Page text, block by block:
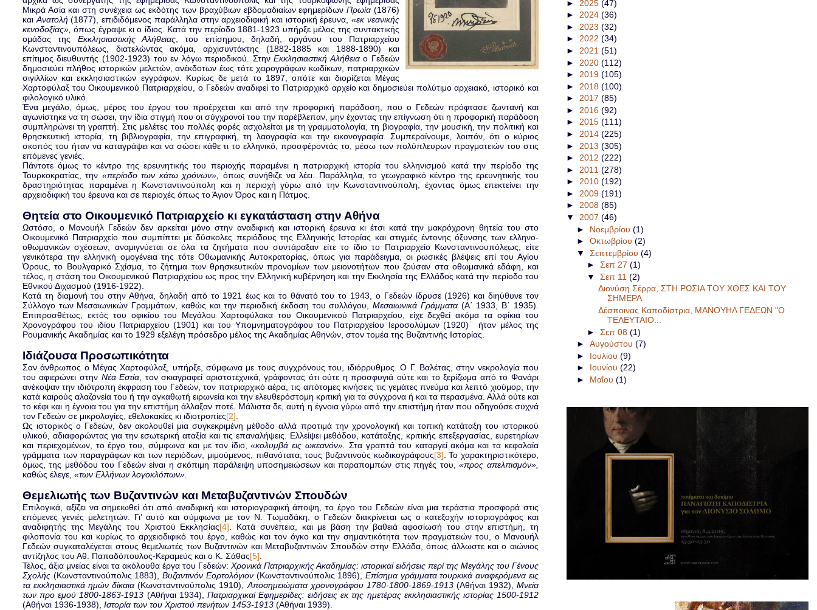
Μικρά Ασία και στη συνέχεια ως εκδότης των βραχύβιων εβδομαδιαίων εφημερίδωνΠρωία (1876)
και Ανατολή(1877), επιδιδόμενος παράλληλα στην αρχειοδιφική και ιστορική έρευνα,«εκ νεανικής
κενοδοξίας», όπως έγραψε κι ο ίδιος. Κατά την περίοδο 1881-1923 υπήρξε μέλος της συντακτικής
ομάδας της Εκκλησιαστικής Αλήθειας, του επίσημου, δηλαδή, οργάνου του Πατριαρχείου
Κωνσταντινουπόλεως, διατελώντας ακόμα, αρχισυντάκτης (1882-1885 και 1888-1890) και
επίτιμος διευθυντής (1902-1923) του εν λόγω περιοδικού. ΣτηνΕκκλησιαστική Αλήθειαο Γεδεών
δημοσιεύει πλήθος ιστορικών μελετών, ανέκδοτων έως τότε χειρογράφων κωδίκων, πατριαρχικών
σιγιλλίων και εκκλησιαστικών εγγράφων. Κυρίως δε μετά το 1897, οπότε και διορίζεται Μέγας
Χαρτοφύλαξ του Οικουμενικού Πατριαρχείου, ο Γεδεών αναδιφεί το Πατριαρχικό αρχείο και δημοσιεύει πολύτιμο αρχειακό, ιστορικό και
φιλολογικό υλικό.
Ένα μεγάλο, όμως, μέρος του έργου του προέρχεται και από την προφορική παράδοση, που ο Γεδεών πρόφτασε ζωντανή και
αγωνίστηκε να τη σώσει, την ίδια στιγμή που οι σύγχρονοί του την παρέβλεπαν, μην έχοντας την επίγνωση ότι η προφορική παράδοση
συμπληρώνει τη γραπτή. Στις μελέτες του πολλές φορές ασχολείται με τη γραμματολογία, τη βιογραφία, την μουσική, την πολιτική και
θρησκευτική ιστορία, τη βιβλιογραφία, την επιγραφική, τη λαογραφία και την εικονογραφία. Συμπεραίνουμε, λοιπόν, ότι ο κύριος
σκοπός του ήταν να καταγράψει και να σώσει κάθε τι το ελληνικό, προσφέροντάς το, μέσω των πολύπλευρων πραγματειών του στις
επόμενες γενιές.
Πάντοτε όμως το κέντρο της ερευνητικής του περιοχής παραμένει η πατριαρχική ιστορία του ελληνισμού κατά την περίοδο της
Τουρκοκρατίας, την «περίοδο των κάτω χρόνων»,
όπως συνήθιζε να λέει. Παράλληλα, το γεωγραφικό κέντρο της ερευνητικής του
δραστηριότητας παραμένει η Κωνσταντινούπολη και η περιοχή γύρω από την Κωνσταντινούπολη, έχοντας όμως επεκτείνει την
αρχειοδιφική του έρευνα και σε περιοχές όπως το Άγιον Όρος και η Πάτμος.
Θητεία στο Οικουμενικό Πατριαρχείο κι εγκατάσταση στην Αθήνα
Ωστόσο, ο Μανουήλ Γεδεών δεν αρκείται μόνο στην αναδιφική και ιστορική έρευνα κι έτσι κατά την μακρόχρονη θητεία του στο
Οικουμενικό Πατριαρχείο που συμπίπτει με δύσκολες περιόδους της Ελληνικής Ιστορίας και στιγμές έντονης όξυνσης των ελληνο-
οθωμανικών σχέσεων, αναμιγνύεται σε όλα τα ζητήματα που συντάραξαν είτε το ίδιο το Πατριαρχείο Κωνσταντινουπόλεως, είτε
γενικότερα την ελληνική ομογένεια της τότε Οθωμανικής Αυτοκρατορίας, όπως για παράδειγμα, οι ρωσικές βλέψεις επί του Αγίου
Όρους, το Βουλγαρικό Σχίσμα, το ζήτημα των θρησκευτικών προνομίων των μειονοτήτων που ζούσαν στα οθωμανικά εδάφη, και
τέλος, η στάση του Οικουμενικού Πατριαρχείου ως προς την Ελληνική κυβέρνηση και την Εκκλησία της Ελλάδος κατά την περίοδο του
Εθνικού Διχασμού (1916-1922).
Κατά τη διαμονή του στην Αθήνα, δηλαδή από το 1921 έως και το θάνατό του το 1943, ο Γεδεών ίδρυσε (1926) και διηύθυνε τον
Σύλλογο των Μεσαιωνικών Γραμμάτων, καθώς και την περιοδική έκδοση του συλλόγου,
Μεσαιωνικά Γράμματα(Α΄ 1933, Β΄ 1935).
Επιπροσθέτως, εκτός του οφικίου του Μεγάλου Χαρτοφύλακα του Οικουμενικού Πατριαρχείου, είχε δεχθεί ακόμα τα οφίκια του
Χρονογράφου του ιδίου Πατριαρχείου (1901) και του Υπομνηματογράφου του Πατριαρχείου Ιεροσολύμων (1920)˙ ήταν μέλος της
Ρουμανικής Ακαδημίας και το 1929 εξελέγη πρόσεδρο μέλος της Ακαδημίας Αθηνών, στον τομέα της Βυζαντινής Ιστορίας.
Ιδιάζουσα Προσωπικότητα
Σαν άνθρωπος ο Μέγας Χαρτοφύλαξ, υπήρξε, σύμφωνα με τους συγχρόνους του, ιδιόρρυθμος. Ο Γ. Βαλέτας, στην νεκρολογία που
του αφιερώνει στην Νέα Εστία , τον σκιαγραφεί αριστοτεχνικά, γράφοντας ότι ούτε η προσφυγιά ούτε και το ξερίζωμα από το Φανάρι
ανέκοψαν την ιδιότροπη έκφραση του Γεδεών, τον πατριαρχικό αέρα, τις απότομες κινήσεις τις γεμάτες πνεύμα και λεπτό χιούμορ, την
κατά καιρούς αλαζονεία του ή την αγκαθωτή ειρωνεία και την ελευθερόστομη κριτική για τα σύγχρονα ή και τα περασμένα. Αλλά ούτε και
το κέφι και η έγνοια του για την επιστήμη άλλαξαν ποτέ. Μάλιστα δε, αυτή η έγνοια γύρω από την επιστήμη ήταν που οδηγούσε συχνά
τον Γεδεών σε μικρολογίες, εθελοκακίες κι ιδιοτροπίες[2]
Ως ιστορικός ο Γεδεών, δεν ακολουθεί μια συγκεκριμένη μέθοδο αλλά προτιμά την χρονολογική και τοπική κατάταξη του ιστορικού
υλικού, αδιαφορώντας για την εσωτερική αταξία και τις επαναλήψεις. Ελλείψει μεθόδου, κατάταξης, κριτικής επεξεργασίας, ευρετηρίων
και περιεχομένων, το έργο του, σύμφωνα και με τον ίδιο,«κολυμβά εις ωκεανόν».
Στα γραπτά του καταργεί ακόμα και τα κεφαλαία
γράμματα των παραγράφων και των περιόδων, μιμούμενος, πιθανότατα, τους βυζαντινούς κωδικογράφους[3] . Το χαρακτηριστικότερο,
όμως, της μεθόδου του Γεδεών είναι η σκόπιμη παράλειψη υποσημειώσεων και παραπομπών στις πηγές του,«προς απελπισμόν»,
καθώς έλεγε, «των Ελλήνων λογοκλόπων».
Θεμελιωτής των Βυζαντινών και Μεταβυζαντινών Σπουδών
Επιλογικά, αξίζει να σημειωθεί ότι από αναδιφική και ιστοριογραφική άποψη, το έργο του Γεδεών είναι μια τεράστια προσφορά στις
επόμενες γενιές μελετητών. Γι’ αυτό και σύμφωνα με τον Ν. Τωμαδάκη, ο Γεδεών διακρίνεται ως ο κατεξοχήν ιστοριογράφος και
αναδιφητής της Μεγάλης του Χριστού Εκκλησίας[4] . Κατά συνέπεια, και με βάση την βαθειά αφοσίωσή του στην επιστήμη, τη
φιλοπονία του και κυρίως το αρχειοδιφικό του έργο, καθώς και τον όγκο και την σημαντικότητα των πραγματειών του, ο Μανουήλ
Γεδεών συγκαταλέγεται στους θεμελιωτές των Βυζαντινών και Μεταβυζαντινών Σπουδών στην Ελλάδα, όπως άλλωστε και ο αιώνιος
αντίζηλος του Αθ. Παπαδόπουλος-Κεραμεύς και ο Κ. Σάθας[5]
Τέλος, άξια μνείας είναι τα ακόλουθα έργα του Γεδεών: Χρονικά Πατριαρχικής Ακαδημίας: ιστορικαί ειδήσεις περί της Μεγάλης του Γένους
Σχολής(Κωνσταντινούπολις 1883),Βυζαντινόν Εορτολόγιον(Κωνσταντινούπολις 1896),Επίσημα γράμματα τουρκικά αναφερόμενα εις
τα εκκλησιαστικά ημών δίκαια (Κωνσταντινούπολις 1910), Αποσημειώματα χρονογράφου 1780-1800-1869-1913(Αθήναι 1932), Μνεία
των προ εμού 1800-1863-1913 (Αθήναι 1934), Πατριαρχικαί Εφημερίδες: ειδήσεις εκ της ημετέρας εκκλησιαστικής ιστορίας 1500-1912
(Αθήναι 1936-1938), Ιστορία των του Χριστού πενήτων 1453-1913(Αθήναι 1939).
► 2025 (47)
► 2024 (36)
► 2023 (32)
► 2022 (34)
► 2021 (51)
► 2020 (112)
► 2019 (105)
► 2018 (100)
► 2017 (85)
► 2016 (92)
► 2015 (111)
► 2014 (225)
► 2013 (305)
► 2012 (222)
► 2011 (278)
► 2010 (192)
► 2009 (191)
► 2008 (85)
▼ 2007 (46)
► Νοεμβρίου (1)
► Οκτωβρίου (2)
▼ Σεπτεμβρίου (4)
►Σεπ 27(1)
▼Σεπ 11(2)
Διονύση Σέρρα, ΣΤΗ ΡΩΣΙΑ ΤΟΥ ΧΘΕΣ ΚΑΙ ΤΟΥ
ΣΗΜΕΡΑ
Δέσποινας Καποδίστρια, ΜΑΝΟΥΗΛ ΓΕΔΕΩΝ "Ο
ΤΕΛΕΥΤΑΙΟ...
►Σεπ 08(1)
► Αυγούστου (7)
► Ιουλίου (9)
► Ιουνίου (22)
► Μαΐου (1)